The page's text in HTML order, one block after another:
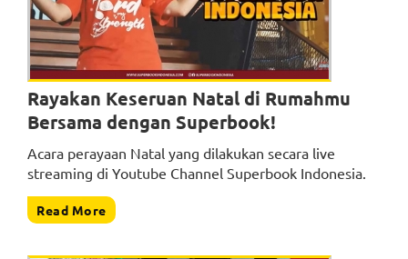
Rayakan Keseruan Natal di Rumahmu
Bersama dengan Superbook!
Acara perayaan Natal yang dilakukan secara live
streaming di Youtube Channel Superbook Indonesia.
Read More